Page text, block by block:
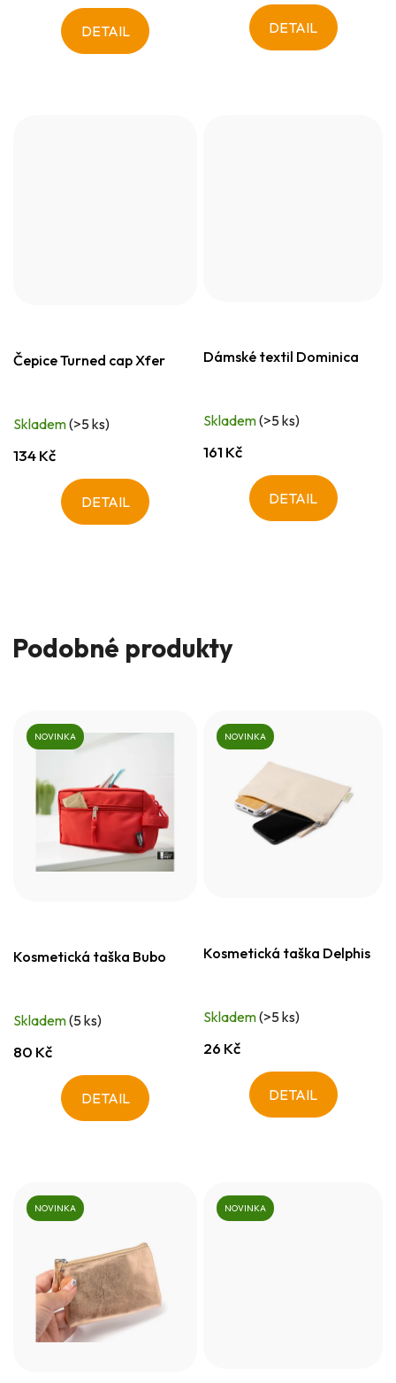
DETAIL DETAIL
Čepice Turned cap Xfer
Skladem(>5 ks)
134 Kč
DETAIL
Dámské textil Dominica
Skladem(>5 ks)
161 Kč
DETAIL
Podobné produkty
NOVINKA
Kosmetická taška Bubo
Skladem(5 ks)
80 Kč
DETAIL
NOVINKA
Kosmetická taška Delphis
Skladem(>5 ks)
26 Kč
DETAIL
NOVINKA NOVINKA